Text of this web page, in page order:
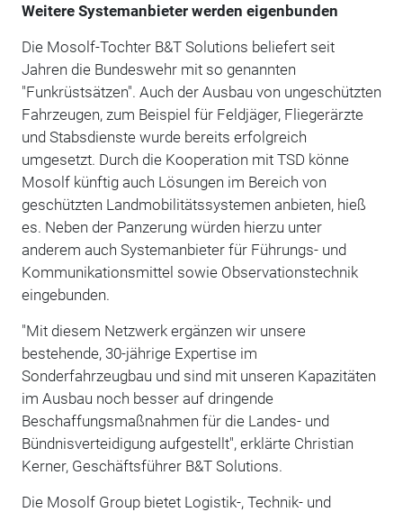
Weitere Systemanbieter werden eigenbunden
Die Mosolf-Tochter B&T Solutions beliefert seit
Jahren die Bundeswehr mit so genannten
"Funkrüstsätzen". Auch der Ausbau von ungeschützten
Fahrzeugen, zum Beispiel für Feldjäger, Fliegerärzte
und Stabsdienste wurde bereits erfolgreich
umgesetzt. Durch die Kooperation mit TSD könne
Mosolf künftig auch Lösungen im Bereich von
geschützten Landmobilitätssystemen anbieten, hieß
es. Neben der Panzerung würden hierzu unter
anderem auch Systemanbieter für Führungs- und
Kommunikationsmittel sowie Observationstechnik
eingebunden.
"Mit diesem Netzwerk ergänzen wir unsere
bestehende, 30-jährige Expertise im
Sonderfahrzeugbau und sind mit unseren Kapazitäten
im Ausbau noch besser auf dringende
Beschaffungsmaßnahmen für die Landes- und
Bündnisverteidigung aufgestellt", erklärte Christian
Kerner, Geschäftsführer B&T Solutions.
Die Mosolf Group bietet Logistik-, Technik- und